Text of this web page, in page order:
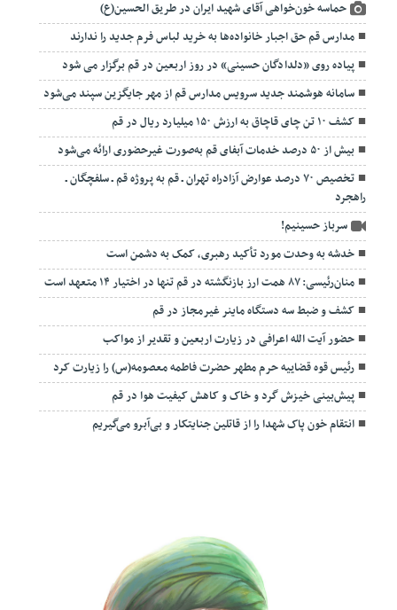
حماسه خون‌خواهی آقای شهید ایران در طریق الحسین(ع)
مدارس قم حق اجبار خانواده‌ها به خرید لباس فرم جدید را ندارند
پیاده روی «دلدادگان حسینی» در روز اربعین در قم برگزار می شود
سامانه هوشمند جدید سرویس مدارس قم از مهر جایگزین سپند می‌شود
کشف ۱۰ تن چای قاچاق به ارزش ۱۵۰ میلیارد ریال در قم
بیش از ۵۰ درصد خدمات آبفای قم به‌صورت غیرحضوری ارائه می‌شود
تخصیص ۷۰ درصد عوارض آزادراه تهران ـ قم به پروژه قم ـ سلفچگان ـ
راهجرد
سرباز حسینیم!
خدشه به وحدت مورد تأکید رهبری، کمک به دشمن است
منان‌رئیسی: ۸۷ همت ارز بازنگشته در قم تنها در اختیار ۱۴ متعهد است
کشف و ضبط سه دستگاه ماینر غیرمجاز در قم
حضور آیت الله اعرافی در زیارت اربعین و تقدیر از مواکب
رئیس قوه قضاییه حرم مطهر حضرت فاطمه معصومه(س) را زیارت کرد
پیش‌بینی خیزش گرد و خاک و کاهش کیفیت هوا در قم
انتقام خون پاک شهدا را از قاتلین جنایتکار و بی‌آبرو می‌گیریم